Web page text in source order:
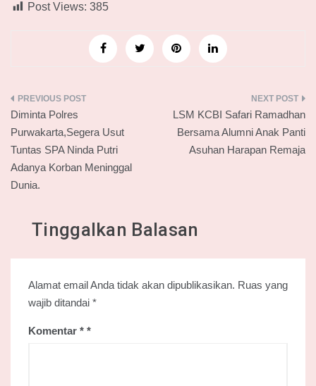
Post Views: 385
Navigasi
pos
Diminta Polres
Purwakarta,Segera Usut
Tuntas SPA Ninda Putri
Adanya Korban Meninggal
Dunia.
LSM KCBI Safari Ramadhan
Bersama Alumni Anak Panti
Asuhan Harapan Remaja
Tinggalkan Balasan
Alamat email Anda tidak akan dipublikasikan. Ruas yang
wajib ditandai *
Komentar *